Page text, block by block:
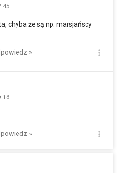
chyba że są np. marsjańscy
»
»